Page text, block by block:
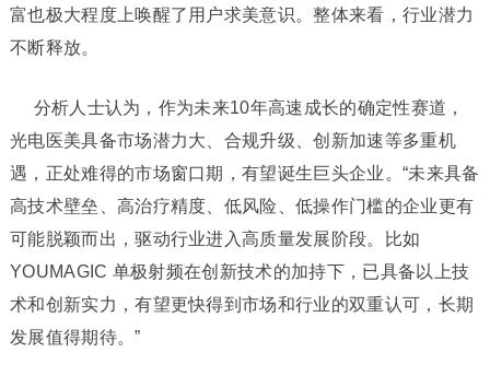
富也极大程度上唤醒了用户求美意识。整体来看，行业潜力
不断释放。
分析人士认为，作为未来10年高速成长的确定性赛道，
光电医美具备市场潜力大、合规升级、创新加速等多重机
遇，正处难得的市场窗口期，有望诞生巨头企业。“未来具备
高技术壁垒、高治疗精度、低风险、低操作门槛的企业更有
可能脱颖而出，驱动行业进入高质量发展阶段。比如
YOUMAGIC 单极射频在创新技术的加持下，已具备以上技
术和创新实力，有望更快得到市场和行业的双重认可，长期
发展值得期待。”